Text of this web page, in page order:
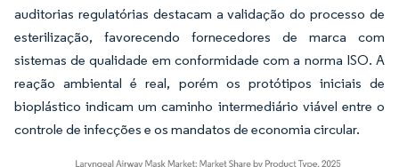
auditorias regulatórias destacam a validação do processo de
esterilização, favorecendo fornecedores de marca com
sistemas de qualidade em conformidade com a norma ISO. A
reação ambiental é real, porém os protótipos iniciais de
bioplástico indicam um caminho intermediário viável entre o
controle de infecções e os mandatos de economia circular.